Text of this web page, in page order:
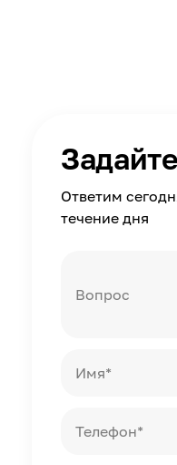
Ответим
течение дня
Вопрос
Имя*
Телефон*